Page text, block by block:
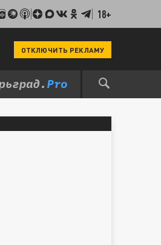
18+
ОТКЛЮЧИТЬ РЕКЛАМУ